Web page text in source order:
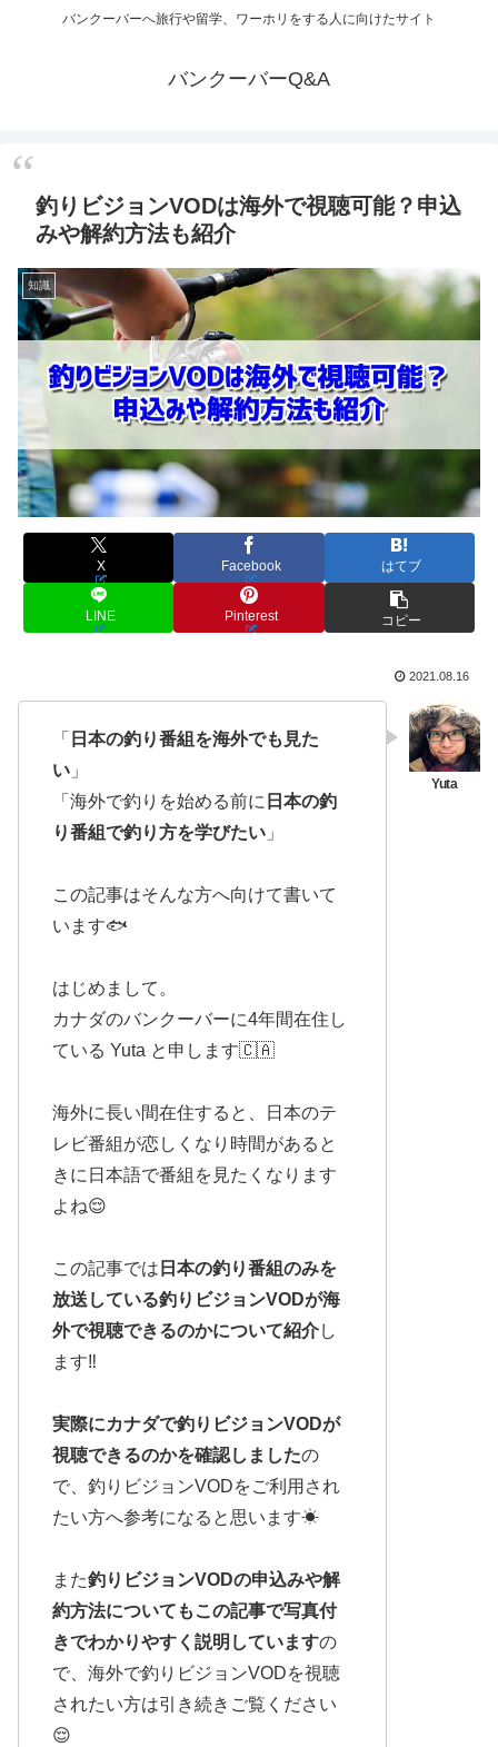
バンクーバーへ旅行や留学、ワーホリをする人に向けたサイト
バンクーバーQ&A
釣りビジョンVODは海外で視聴可能？申込
みや解約方法も紹介
知識
X Facebook はてブ
LINE Pinterest コピー
2021.08.16
「 日本の釣り番組を海外でも見た
い 」
「海外で釣りを始める前に 日本の釣
り番組で釣り方を学びたい 」
この記事はそんな方へ向けて書いて
います🐟
はじめまして。
カナダのバンクーバーに4年間在住し
ている Yuta と申します🇨🇦
海外に長い間在住すると、日本のテ
レビ番組が恋しくなり時間があると
きに日本語で番組を見たくなります
よね😌
この記事では 日本の釣り番組のみを
放送している釣りビジョンVODが海
外で視聴できるのかについて紹介し
ます‼️
実際にカナダで釣りビジョンVODが
視聴できるのかを確認しましたの
で、釣りビジョンVODをご利用され
たい方へ参考になると思います☀︎
また釣りビジョンVODの申込みや解
約方法についてもこの記事で写真付
きでわかりやすく説明していますの
で、海外で釣りビジョンVODを視聴
されたい方は引き続きご覧ください
😌